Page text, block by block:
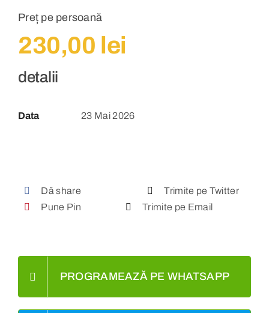
Preț pe persoană
230,00 lei
detalii
Data 23 Mai 2026
Dă share
Trimite pe Twitter
Pune Pin
Trimite pe Email
PROGRAMEAZĂ PE WHATSAPP